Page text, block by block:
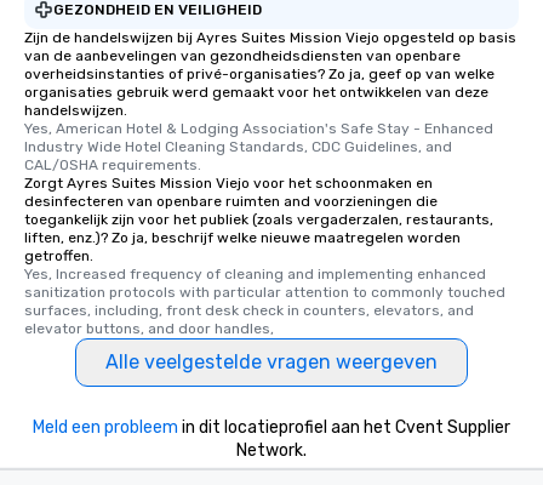
GEZONDHEID EN VEILIGHEID
Zijn de handelswijzen bij Ayres Suites Mission Viejo opgesteld op basis
van de aanbevelingen van gezondheidsdiensten van openbare
overheidsinstanties of privé-organisaties? Zo ja, geef op van welke
organisaties gebruik werd gemaakt voor het ontwikkelen van deze
handelswijzen.
Yes, American Hotel & Lodging Association's Safe Stay - Enhanced
Industry Wide Hotel Cleaning Standards, CDC Guidelines, and
CAL/OSHA requirements.
Zorgt Ayres Suites Mission Viejo voor het schoonmaken en
desinfecteren van openbare ruimten and voorzieningen die
toegankelijk zijn voor het publiek (zoals vergaderzalen, restaurants,
liften, enz.)? Zo ja, beschrijf welke nieuwe maatregelen worden
getroffen.
Yes, Increased frequency of cleaning and implementing enhanced
sanitization protocols with particular attention to commonly touched
surfaces, including, front desk check in counters, elevators, and
elevator buttons, and door handles,
Alle veelgestelde vragen weergeven
Meld een probleem in dit locatieprofiel aan het Cvent Supplier
Network.